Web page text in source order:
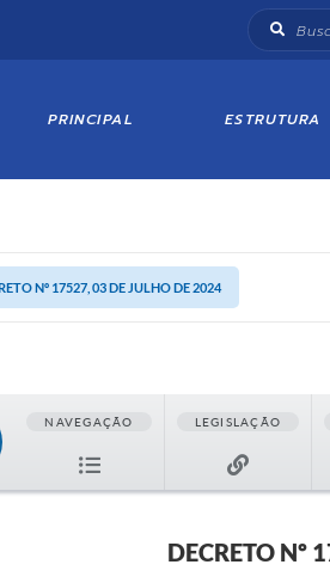
PRINCIPAL ESTRUTURA
Nº 17527, 03 DE JULHO DE 2024
NAVEGAÇÃO LEGISLAÇÃO
DECRETO Nº